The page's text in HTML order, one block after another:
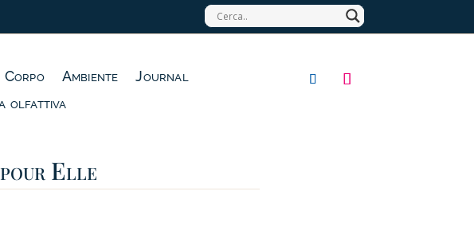
Corpo Ambiente
Journal
olfattiva
Elle